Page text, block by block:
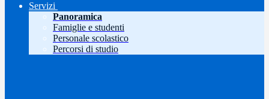
Servizi
Panoramica
Famiglie e studenti
Personale scolastico
Percorsi di studio